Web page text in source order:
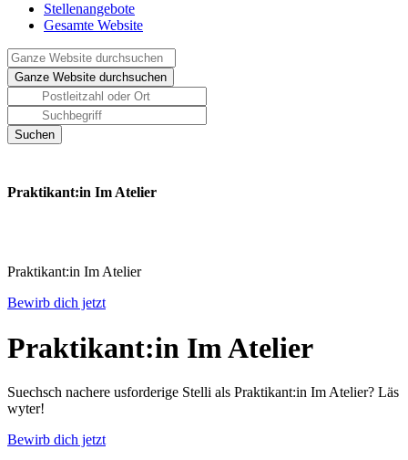
Stellenangebote
Gesamte Website
Praktikant:in Im Atelier
Praktikant:in Im Atelier
Bewirb dich jetzt
Praktikant:in Im Atelier
Suechsch nachere usforderige Stelli als Praktikant:in Im Atelier? Läs
wyter!
Bewirb dich jetzt